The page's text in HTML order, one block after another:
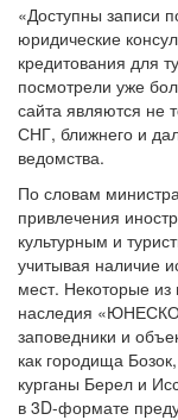
«Доступны записи
юридические
кредитования для
посмотрели уже
сайта являются не
СНГ, ближнего и
ведомства.
По словам
привлечения
культурным и
учитывая наличие
мест. Некоторые из
наследия
заповедники и
как городища
курганы Берел и
в 3D-формате